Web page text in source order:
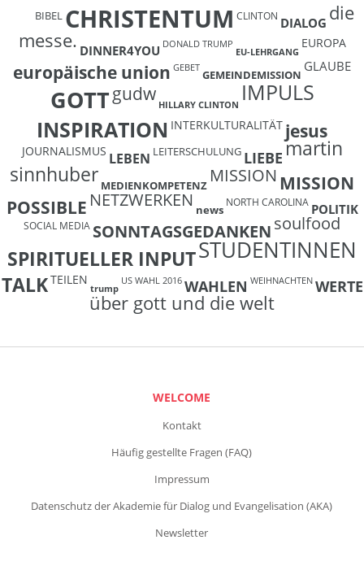
BIBEL CHRISTENTUM CLINTON DIALOG die
messe. DINNER4YOU DONALD TRUMP
EU-LEHRGANG
EUROPA
europäische union GEBET GEMEINDEMISSION
GLAUBE
GOTTgudw HILLARY CLINTON IMPULS
INSPIRATION INTERKULTURALITÄT jesus
JOURNALISMUS LEBEN LEITERSCHULUNG LIEBEmartin
sinnhuber MEDIENKOMPETENZ MISSION MISSION
POSSIBLE NETZWERKEN news
NORTH CAROLINA POLITIK
SOCIAL MEDIA SONNTAGSGEDANKENsoulfood
SPIRITUELLER INPUTSTUDENTINNEN
TALKTEILEN
trump
US WAHL 2016 WAHLEN WEIHNACHTEN WERTE
über gott und die welt
WELCOME
Kontakt
Häufig gestellte Fragen (FAQ)
Impressum
Datenschutz der Akademie für Dialog und Evangelisation (AKA)
Newsletter